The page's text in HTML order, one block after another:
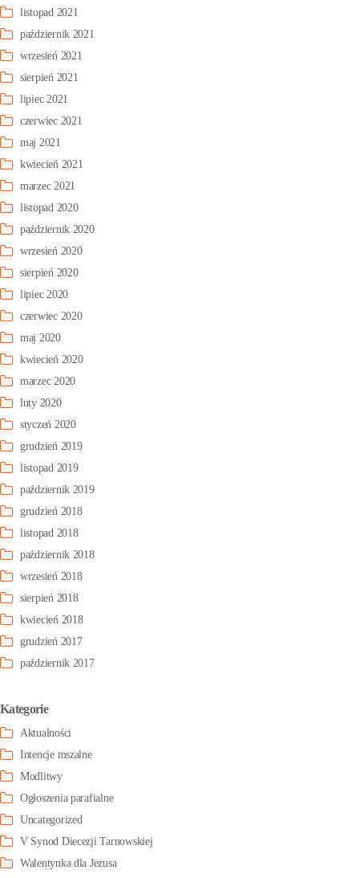
listopad 2021
październik 2021
wrzesień 2021
sierpień 2021
lipiec 2021
czerwiec 2021
maj 2021
kwiecień 2021
marzec 2021
listopad 2020
październik 2020
wrzesień 2020
sierpień 2020
lipiec 2020
czerwiec 2020
maj 2020
kwiecień 2020
marzec 2020
luty 2020
styczeń 2020
grudzień 2019
listopad 2019
październik 2019
grudzień 2018
listopad 2018
październik 2018
wrzesień 2018
sierpień 2018
kwiecień 2018
grudzień 2017
październik 2017
Kategorie
Aktualności
Intencje mszalne
Modlitwy
Ogłoszenia parafialne
Uncategorized
V Synod Diecezji Tarnowskiej
Walentynka dla Jezusa